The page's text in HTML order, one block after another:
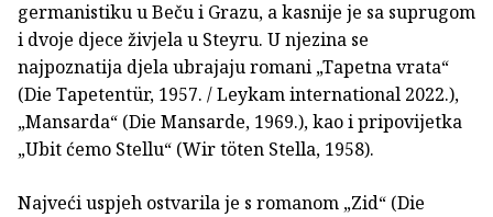
germanistiku u Beču i Grazu, a kasnije je sa suprugom
i dvoje djece živjela u Steyru. U njezina se
najpoznatija djela ubrajaju romani „Tapetna vrata“
(Die Tapetentür, 1957. / Leykam international 2022.),
„Mansarda“ (Die Mansarde, 1969.), kao i pripovijetka
„Ubit ćemo Stellu“ (Wir töten Stella, 1958).
Najveći uspjeh ostvarila je s romanom „Zid“ (Die